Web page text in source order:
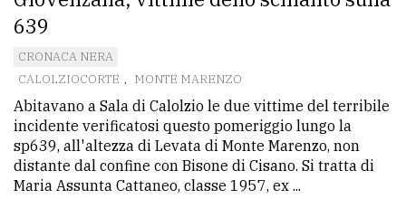
639
CRONACA NERA
CALOLZIOCORTE , MONTE MARENZO
Abitavano a Sala di Calolzio le due vittime del terribile
incidente verificatosi questo pomeriggio lungo la
sp639, all'altezza di Levata di Monte Marenzo, non
distante dal confine con Bisone di Cisano. Si tratta di
Maria Assunta Cattaneo, classe 1957, ex ...